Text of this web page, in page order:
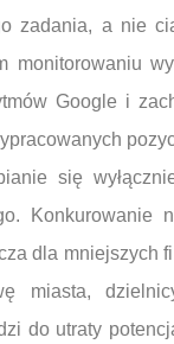
zadania, a nie
monitorowaniu
Google i
się
Konkurowanie
dla mniejszych
miasta,
do utraty